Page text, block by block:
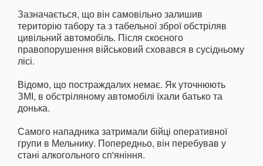
Зазначається, що він самовільно залишив
територію табору та з табельної зброї обстріляв
цивільний автомобіль. Після скоєного
правопорушення військовий сховався в сусідньому
лісі.
Відомо, що постраждалих немає. Як уточнюють
ЗМІ, в обстріляному автомобілі їхали батько та
донька.
Самого нападника затримали бійці оперативної
групи в Мельнику. Попередньо, він перебував у
стані алкогольного сп'яніння.